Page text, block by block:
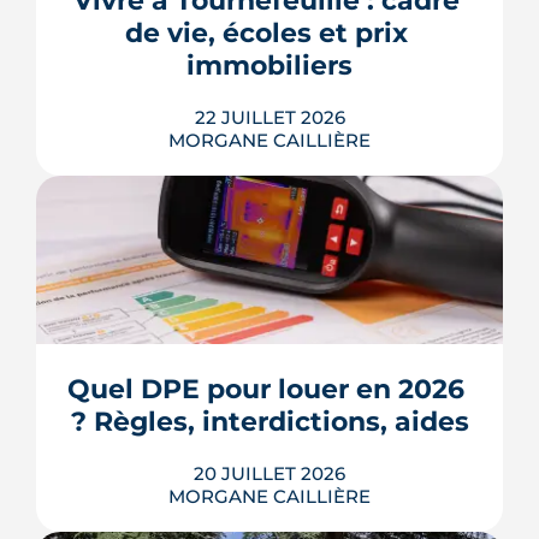
de 3,2 % en 2026, la note grimpe vite.
Voici les leviers concrets pour r...
LIRE L'ARTICLE
de vie, écoles et prix
immobiliers
22 JUILLET 2026
MORGANE CAILLIÈRE
Écoles, base de loisirs, transports,
projets urbains et prix au m2 : le guide
3e ville de Haute-Garonne.
LIRE L'ARTICLE
Quel DPE pour louer en 2026
? Règles, interdictions, aides
20 JUILLET 2026
MORGANE CAILLIÈRE